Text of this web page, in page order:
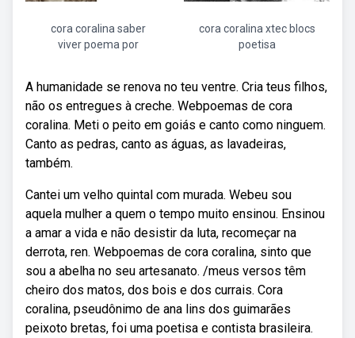
cora coralina saber
viver poema por
cora coralina xtec blocs
poetisa
A humanidade se renova no teu ventre. Cria teus filhos,
não os entregues à creche. Webpoemas de cora
coralina. Meti o peito em goiás e canto como ninguem.
Canto as pedras, canto as águas, as lavadeiras,
também.
Cantei um velho quintal com murada. Webeu sou
aquela mulher a quem o tempo muito ensinou. Ensinou
a amar a vida e não desistir da luta, recomeçar na
derrota, ren. Webpoemas de cora coralina, sinto que
sou a abelha no seu artesanato. /meus versos têm
cheiro dos matos, dos bois e dos currais. Cora
coralina, pseudônimo de ana lins dos guimarães
peixoto bretas, foi uma poetisa e contista brasileira.